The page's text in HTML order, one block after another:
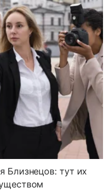
Близнецов: тут их